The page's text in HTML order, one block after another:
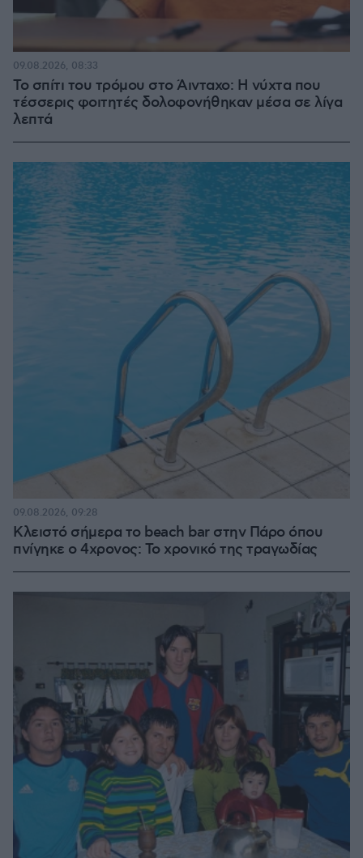
Το σπίτι του τρόμου στο Άινταχο: Η νύχτα που
τέσσερις φοιτητές δολοφονήθηκαν μέσα σε λίγα
λεπτά
09.08.2026, 08:33
Κλειστό σήμερα το beach bar στην Πάρο όπου
πνίγηκε ο 4χρονος: Το χρονικό της τραγωδίας
09.08.2026, 09:28